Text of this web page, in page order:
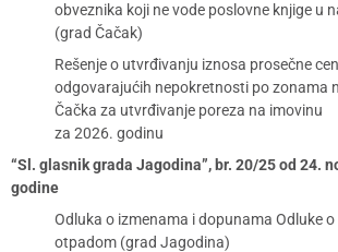
obveznika koji ne vode poslovne knjige u
(grad Čačak)
Rešenje o utvrđivanju iznosa prosečne
odgovarajućih nepokretnosti po zonama
Čačka za utvrđivanje poreza na imovinu
za 2026. godinu
“Sl. glasnik grada Jagodina”, br. 20/25 od 24.
godine
Odluka o izmenama i dopunama Odluke
otpadom (grad Jagodina)